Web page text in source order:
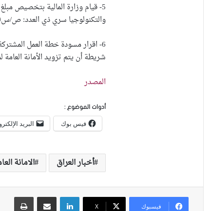
5- قيام وزارة المالية بتخصيص
والتكنولوجيا سري ذي العدد: ص/س20 والمؤرخ في 8/4/2015، ومن تخصيصات احتياطي الطوارئ للسنة المالية 2015.
6- اقرار مسودة خطة العمل
شريطة أن يتم تزويد الأمانة
المصدر
أدوات الموضوع :
فيس بوك البريد
أخبار العراق الامانة
فيسبوك X
لينكدإن